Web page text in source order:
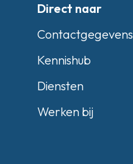
Direct naar
Contactgegevens
Kennishub
Diensten
Werken bij